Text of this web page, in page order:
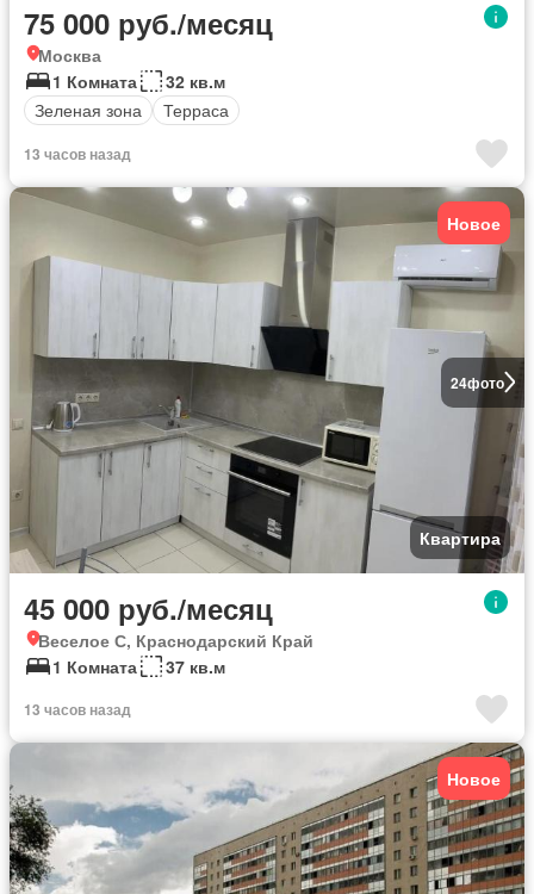
75 000 руб./месяц
Москва
1 Комната
32 кв.м
Зеленая зона
Терраса
13 часов назад
24фото
Новое
Квартира
45 000 руб./месяц
Веселое С, Краснодарский Край
1 Комната
37 кв.м
13 часов назад
Новое